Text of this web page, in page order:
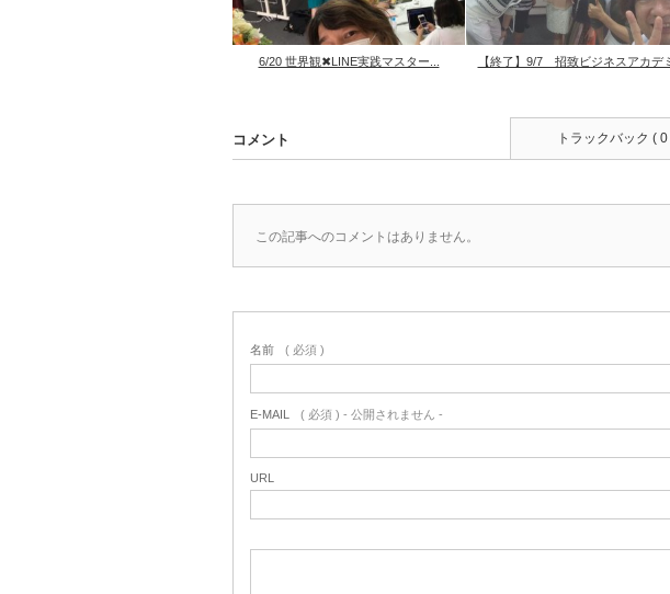
6/20 世界観✖︎LINE実践マスター... 【終了】9/7 招致ビジネスアカデ
コメント トラックバック ( 0
この記事へのコメントはありません。
名前 ( 必須 )
E-MAIL ( 必須 ) - 公開されません -
URL